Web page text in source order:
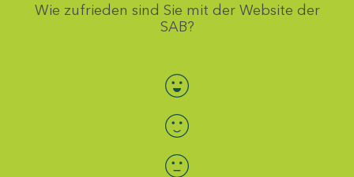
Wie zufrieden sind Sie mit der Website der
SAB?
Bewertung auswählen